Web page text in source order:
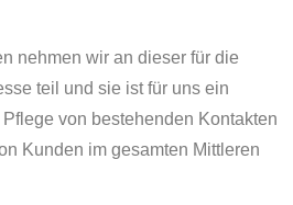
nehmen wir an dieser für die
teil und sie ist für uns ein
von bestehenden Kontakten
Kunden im gesamten Mittleren